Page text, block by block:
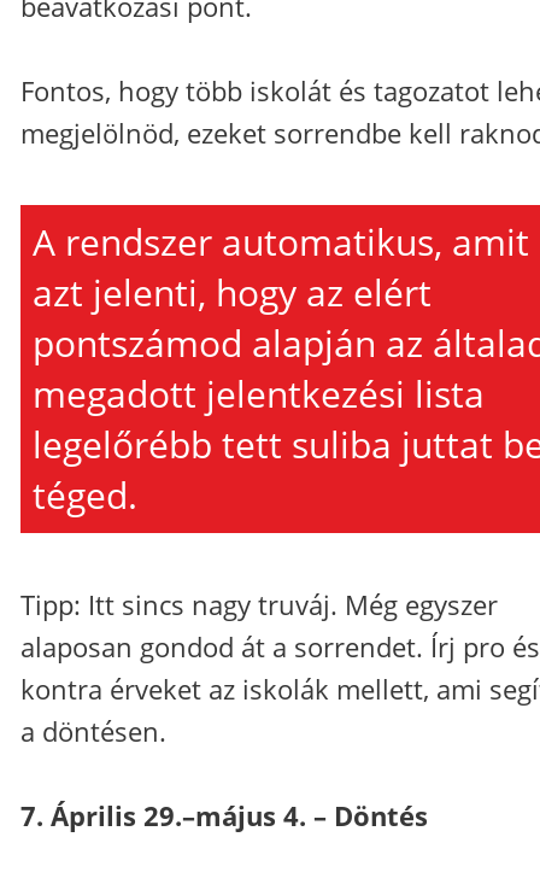
Fontos, hogy több iskolát és tagozatot
megjelölnöd, ezeket sorrendbe kell
A rendszer automatikus, amit
azt jelenti, hogy az elért
pontszámod alapján az
megadott jelentkezési lista
legelőrébb tett suliba juttat
téged.
Tipp: Itt sincs nagy truváj. Még egyszer
alaposan gondod át a sorrendet. Írj pro és
kontra érveket az iskolák mellett, ami
a döntésen.
7. Április 29.–május 4. – Döntés